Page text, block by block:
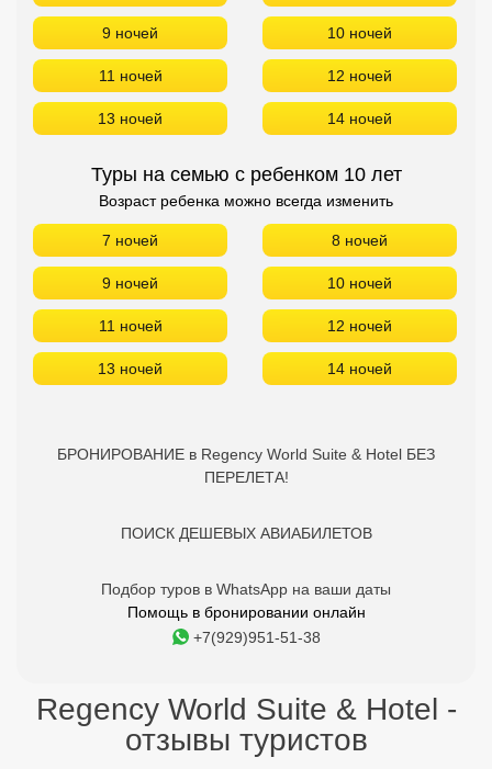
9 ночей 10 ночей
11 ночей 12 ночей
13 ночей 14 ночей
Туры на семью с ребенком 10 лет
Возраст ребенка можно всегда изменить
7 ночей 8 ночей
9 ночей 10 ночей
11 ночей 12 ночей
13 ночей 14 ночей
БРОНИРОВАНИЕ в Regency World Suite & Hotel БЕЗ
ПЕРЕЛЕТА!
ПОИСК ДЕШЕВЫХ АВИАБИЛЕТОВ
Подбор туров в WhatsApp на ваши даты
Помощь в бронировании онлайн
+7(929)951-51-38
Regency World Suite & Hotel -
отзывы туристов